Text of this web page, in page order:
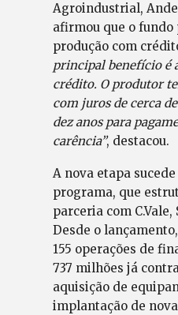
Agroindustrial,
afirmou que o
produção com
principal benefício é
crédito. O produtor
com juros de cerca
dez anos para
carência”, destacou.
A nova etapa
programa, que
parceria com
Desde o
155 operações de
737 milhões já
aquisição de
implantação de